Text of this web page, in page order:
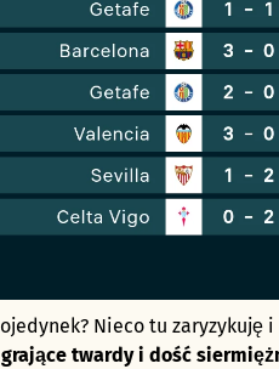
Nieco tu zaryzykuję i
twardy i dość